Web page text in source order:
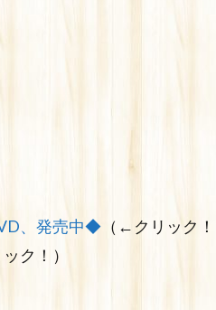
、発売中◆ （←クリック！
ク！）